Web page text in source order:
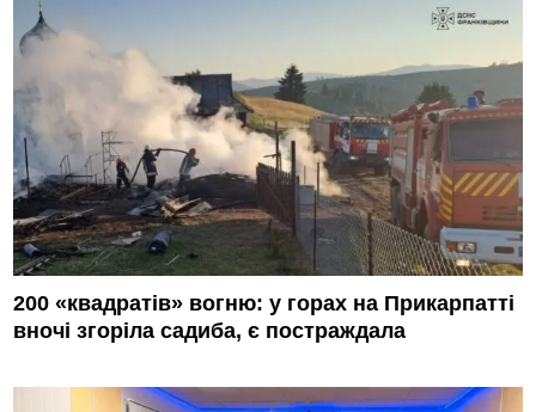
200 «квадратів» вогню: у горах на Прикарпатті
вночі згоріла садиба, є постраждала